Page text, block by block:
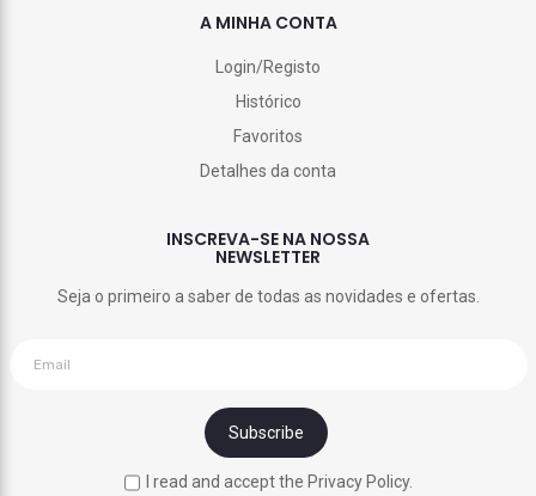
A MINHA CONTA
Login/Registo
Histórico
Favoritos
Detalhes da conta
INSCREVA-SE NA NOSSA
NEWSLETTER
Seja o primeiro a saber de todas as novidades e ofertas.
I read and accept the Privacy Policy.